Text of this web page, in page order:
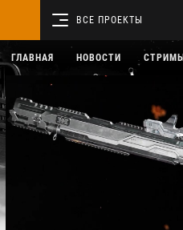
ВСЕ ПРОЕКТЫ
ГЛАВНАЯ НОВОСТИ СТРИМЫ